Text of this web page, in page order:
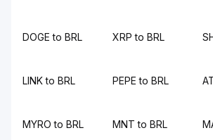
DOGE to BRL XRP to BRL
LINK to BRL PEPE to BRL
MYRO to BRL MNT to BRL